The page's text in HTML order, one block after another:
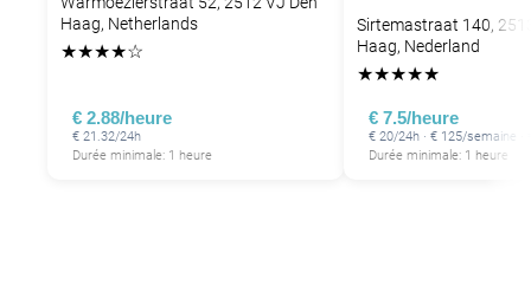
Haag, Netherlands
★★★★☆
€ 2.88/heure
€ 21.32/24h
Durée minimale: 1 heure
Sirtemastraat 140,
Haag, Nederland
★★★★★
€ 7.5/heure
€ 20/24h · € 125/semaine ·
Durée minimale: 1 heure